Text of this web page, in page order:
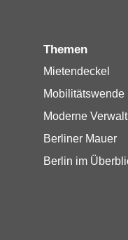
Themen
Mietendeckel
Mobilitätswende
Moderne
Berliner Mauer
Berlin im